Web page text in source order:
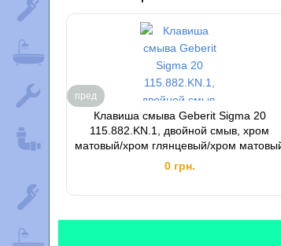
Клавиша смыва Geberit Sigma 20
115.882.KN.1, двойной смыв, хром
матовый/хром глянцевый/хром
0 грн.
пред